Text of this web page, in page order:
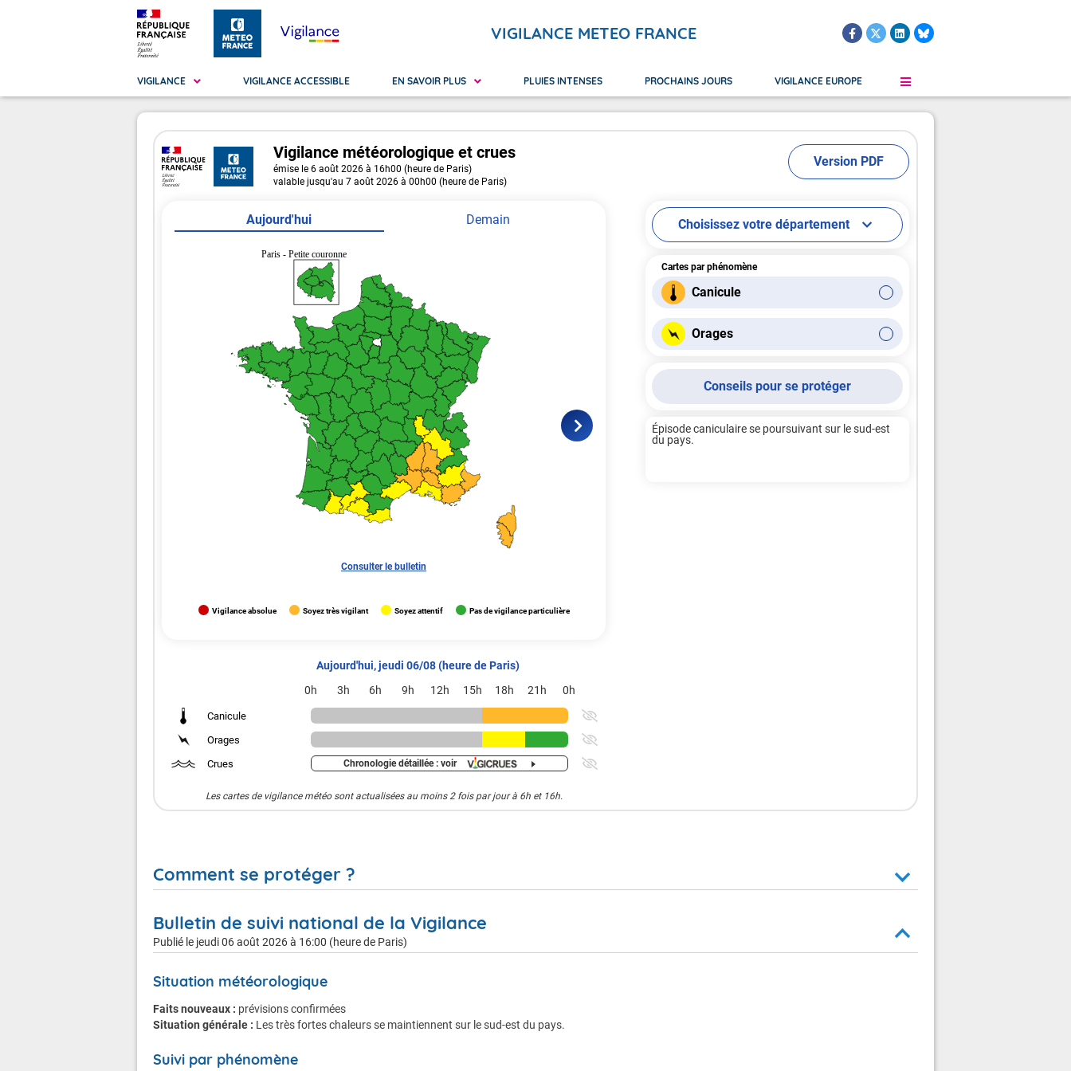
VIGILANCE METEO FRANCE
VIGILANCE
Métropole
La Réunion
Martinique
Saint-Martin, Saint-Barthélemy
VIGILANCE ACCESSIBLE EN SAVOIR PLUS
La Vigilance
Vigilance orange
Grand Froid
Vagues Submersion
PLUIES INTENSES PROCHAINS JOURS VIGILANCE EUROPE
Vigilance météorologique et crues Version PDF
émise le 6 août 2026 à 16h00 (heure de Paris)
valable jusqu'au 7 août 2026 à 00h00 (heure de Paris)
Aujourd'hui Demain
Paris - Petite couronne
Consulter le bulletin
Vigilance absolue Soyez très vigilant Soyez attentif Pas de vigilance particulière
Aujourd'hui, jeudi 06/08 (heure de Paris)
0h
3h 6h 9h 12h 15h 18h 21h 0h
Canicule
Orages
Crues
Chronologie détaillée : voir
Les cartes de vigilance météo sont actualisées au moins 2 fois par jour à 6h et 16h.
Choisissez votre département
Cartes par phénomène
Canicule
Orages
Conseils pour se protéger
Épisode caniculaire se poursuivant sur le sud-est
du pays.
Comment se protéger ?
Canicule
En cas de vigilance orange
Bulletin de suivi national de la Vigilance
Publié le jeudi 06 août 2026 à 16:00 (heure de Paris)
Situation météorologique
Faits nouveaux : prévisions confirmées
Situation générale : Les très fortes chaleurs se maintiennent sur le sud-est du pays.
Suivi par phénomène